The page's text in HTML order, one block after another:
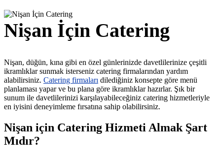
Nişan İçin Catering
Nişan, düğün, kına gibi en özel günlerinizde davetlilerinize çeşitli
ikramlıklar sunmak isterseniz catering firmalarından yardım
alabilirsiniz. Catering firmaları dilediğiniz konsepte göre menü
planlaması yapar ve bu plana göre ikramlıklar hazırlar. Şık bir
sunum ile davetlilerinizi karşılayabileceğiniz catering hizmetleriyle
en iyisini deneyimleme fırsatına sahip olabilirsiniz.
Nişan için Catering Hizmeti Almak Şart
Mıdır?